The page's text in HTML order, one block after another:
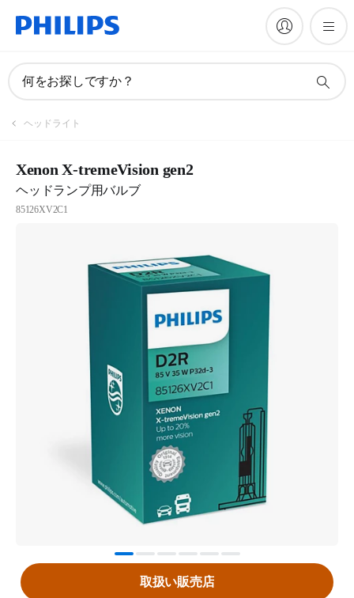
何をお探しですか？
ヘッドライト
Xenon X-tremeVision gen2
ヘッドランプ用バルブ
85126XV2C1
取扱い販売店